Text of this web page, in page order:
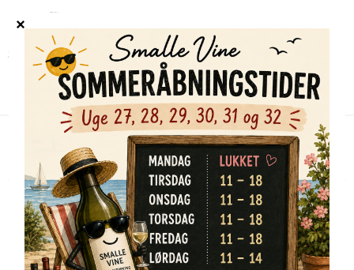
Shop / Alle vine /
Maquina & Tabla, Páramos de Nicasia Blanco 2022